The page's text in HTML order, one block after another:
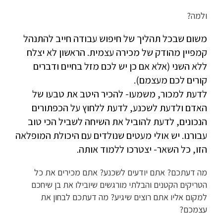
ולמה?
משום שבכל תהליך של חיפוש עבודה חייב להתנהל
קמפיין מהודק של מכירה עצמית. הראשון לא יצלח
ללא השני (אלא אם כן יש לכם מזל בחיים ודברים
קורים לכם מעצמם).
לדעת למכור, משמעו- להכיר היטב את טבעו של
האדם ולדעת לשכנע, לדעת ללחוץ על הכפתורים
הנכונים, לדעת להוביל את השיחה לשביל הכי טוב
עבורנו. יש אולי מעטים שנולדים עם היכולת המופלאה
הזו, כל השאר- יצטרכו ללמוד אותה.
מה דעתכם? אתם יודעים לשכנע? אתם מכירים את כל
הטריקים הקטנים והבלתי מורגשים שיובילו את בן שיחכם
למקום אליו אתם רוצים שיגיע? מה דעתכם לבחון את
עצמכם?